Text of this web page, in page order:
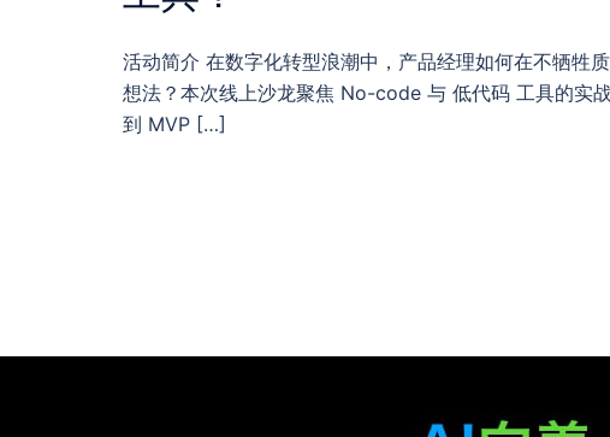
活动简介 在数字化转型浪潮中，产品经理如何在不牺牲
想法？本次线上沙龙聚焦 No-code 与 低代码 工具的实
到 MVP […]